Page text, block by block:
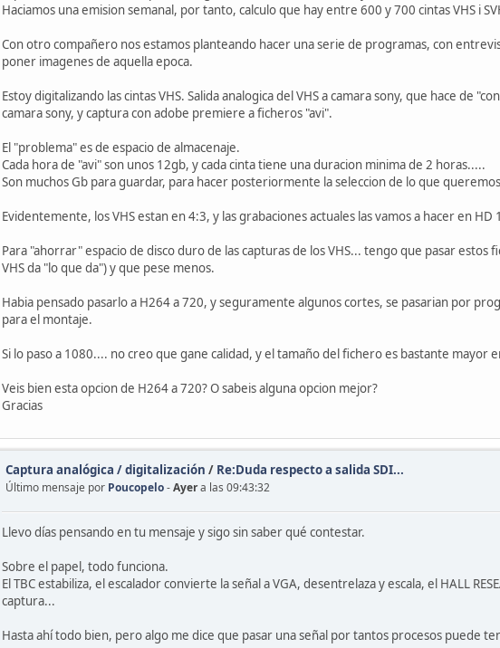
Haciamos una emision semanal, por tanto, calculo que hay entre 600 y 700 cintas VHS i
Con otro compañero nos estamos planteando hacer una serie de programas, con
poner imagenes de aquella epoca.
Estoy digitalizando las cintas VHS. Salida analogica del VHS a camara sony, que hace de
camara sony, y captura con adobe premiere a ficheros "avi".
El "problema" es de espacio de almacenaje.
Cada hora de "avi" son unos 12gb, y cada cinta tiene una duracion minima de 2 horas.....
Son muchos Gb para guardar, para hacer posteriormente la seleccion de lo que
Evidentemente, los VHS estan en 4:3, y las grabaciones actuales las vamos a hacer en HD
Para "ahorrar" espacio de disco duro de las capturas de los VHS... tengo que pasar
VHS da "lo que da") y que pese menos.
Habia pensado pasarlo a H264 a 720, y seguramente algunos cortes, se pasarian por
para el montaje.
Si lo paso a 1080.... no creo que gane calidad, y el tamaño del fichero es bastante mayor
Veis bien esta opcion de H264 a 720? O sabeis alguna opcion mejor?
Gracias
Captura analógica / digitalización / Re:Duda respecto a salida SDI...
Último mensaje por Poucopelo-Ayera las 09:43:32
Llevo días pensando en tu mensaje y sigo sin saber qué contestar.
Sobre el papel, todo funciona.
El TBC estabiliza, el escalador convierte la señal a VGA, desentrelaza y escala, el HALL
captura...
Hasta ahí todo bien, pero algo me dice que pasar una señal por tantos procesos puede